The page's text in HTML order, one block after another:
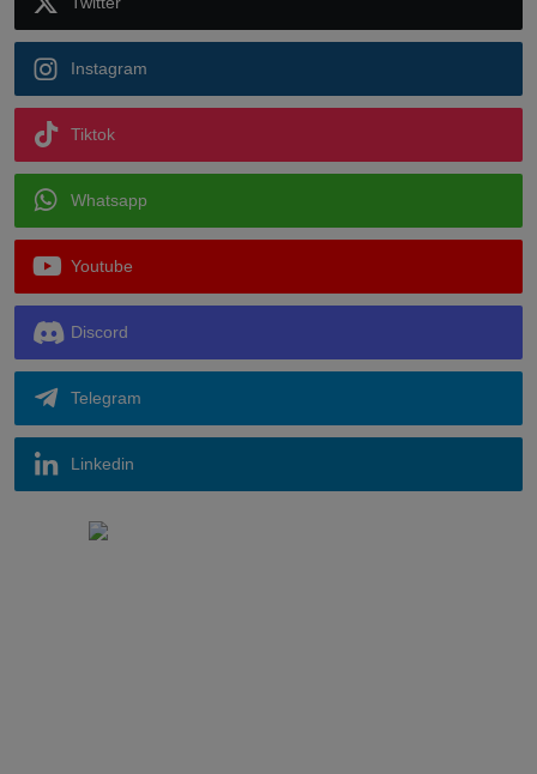
Instagram
Tiktok
Whatsapp
Youtube
Discord
Telegram
Linkedin